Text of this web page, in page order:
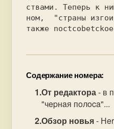
ствами. Теперь к
ном,  "страны
Содержание номера:
От редактора- в
"чepнaя пoлoca"...
Обзор новья-